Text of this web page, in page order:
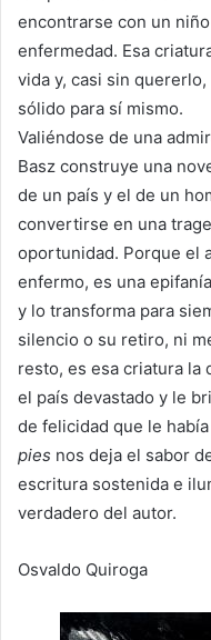
encontrarse con un
enfermedad. Esa
vida y, casi sin
sólido para sí mismo.
Valiéndose de una
Basz construye una
de un país y el de un
convertirse en una
oportunidad. Porque el
enfermo, es una
y lo transforma para
silencio o su retiro, ni
resto, es esa criatura la
el país devastado y le
de felicidad que le
pies nos deja el sabor
escritura sostenida e
verdadero del autor.
Osvaldo Quiroga